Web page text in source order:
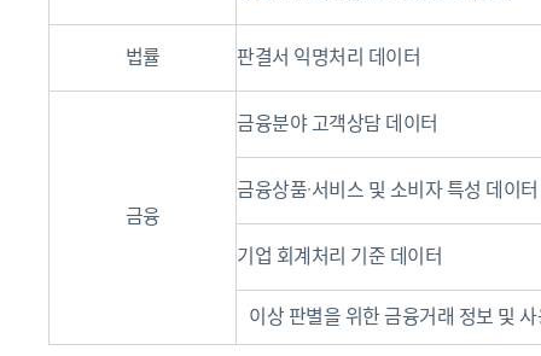
법률 판결서 익명처리 데이터
금융
금융분야 고객상담 데이터
금융상품·서비스 및 소비자 특성 데이터
기업 회계처리 기준 데이터
이상 판별을 위한 금융거래 정보 및